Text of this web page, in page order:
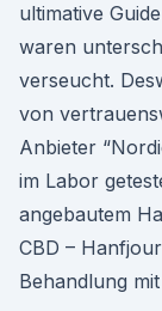
ultimative
waren
verseucht.
von
Anbieter
im Labor
angebautem
CBD –
Behandlung